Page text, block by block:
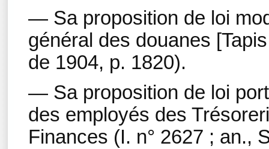
— Sa proposition de loi
général des douanes
de 1904, p. 1820).
— Sa proposition de loi
des employés des
Finances (I. n° 2627 ; an.,